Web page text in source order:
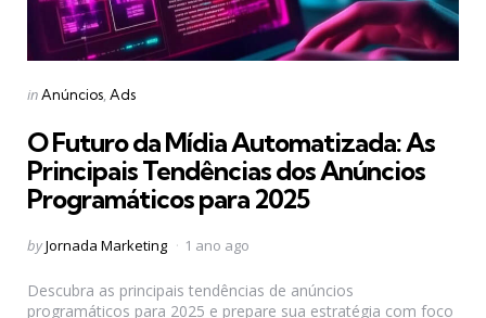
Categories
Posted
inAnúncios Ads
O Futuro da Mídia Automatizada: As
Principais Tendências dos Anúncios
Programáticos para 2025
Posted
byJornada Marketing 1 ano ago
Descubra as principais tendências de anúncios
programáticos para 2025 e prepare sua estratégia com foco